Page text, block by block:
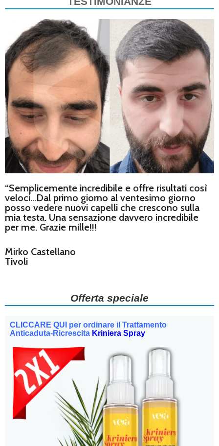
“Semplicemente incredibile e offre risultati così
veloci…Dal primo giorno al ventesimo giorno
posso vedere nuovi capelli che crescono sulla
mia testa. Una sensazione davvero incredibile
per me. Grazie mille!!!
Mirko Castellano
Tivoli
Offerta speciale
CLICCARE QUI per ordinare il Trattamento
Anticaduta-Ricrescita Kriniera Spray